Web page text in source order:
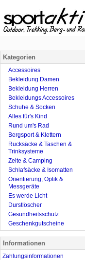
Kategorien
Accessoires
Bekleidung Damen
Bekleidung Herren
Bekleidungs Accessoires
Schuhe & Socken
Alles für's Kind
Rund um's Rad
Bergsport & Klettern
Rucksäcke & Taschen &
Trinksysteme
Zelte & Camping
Schlafsäcke & Isomatten
Orientierung, Optik &
Messgeräte
Es werde Licht
Durstlöscher
Gesundheitsschutz
Geschenkgutscheine
Informationen
Zahlungsinformationen